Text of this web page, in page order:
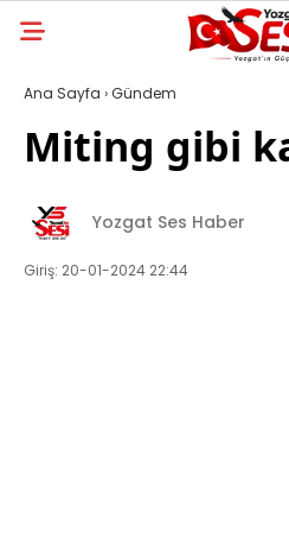
Ana Sayfa ›Gündem
Miting gibi
Yozgat Ses Haber
Giriş: 20-01-2024 22:44